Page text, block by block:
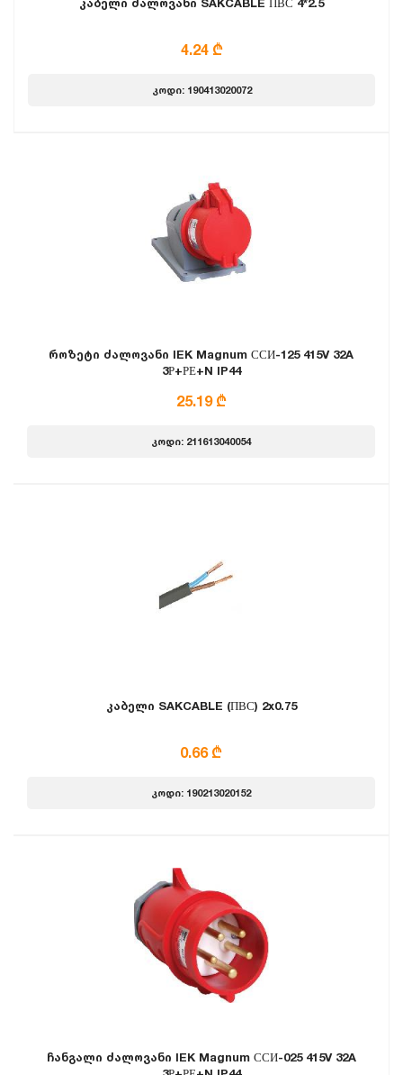
4.24 ₾
კოდი: 190413020072
როზეტი ძალოვანი IEK Magnum ССИ-125 415V 32A
3Р+РЕ+N IP44
25.19 ₾
კოდი: 211613040054
კაბელი SAKCABLE (ПВС) 2x0.75
0.66 ₾
კოდი: 190213020152
ჩანგალი ძალოვანი IEK Magnum ССИ-025 415V 32A